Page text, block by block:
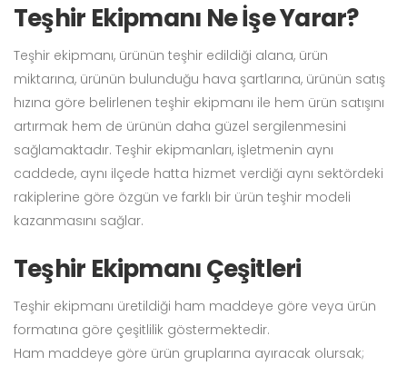
Teşhir Ekipmanı Ne İşe Yarar?
Teşhir ekipmanı, ürünün teşhir edildiği alana, ürün
miktarına, ürünün bulunduğu hava şartlarına, ürünün satış
hızına göre belirlenen teşhir ekipmanı ile hem ürün satışını
artırmak hem de ürünün daha güzel sergilenmesini
sağlamaktadır. Teşhir ekipmanları, işletmenin aynı
caddede, aynı ilçede hatta hizmet verdiği aynı sektördeki
rakiplerine göre özgün ve farklı bir ürün teşhir modeli
kazanmasını sağlar.
Teşhir Ekipmanı Çeşitleri
Teşhir ekipmanı üretildiği ham maddeye göre veya ürün
formatına göre çeşitlilik göstermektedir.
Ham maddeye göre ürün gruplarına ayıracak olursak;